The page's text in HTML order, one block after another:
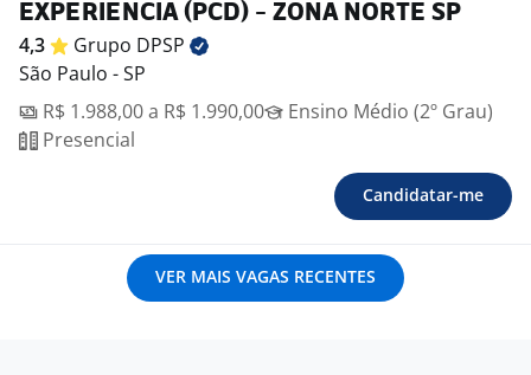
EXPERIENCIA (PCD) - ZONA NORTE SP
4,3 Grupo DPSP
São Paulo - SP
R$ 1.988,00 a R$ 1.990,00
Ensino Médio (2º Grau)
Presencial
Candidatar-me
VER MAIS VAGAS RECENTES